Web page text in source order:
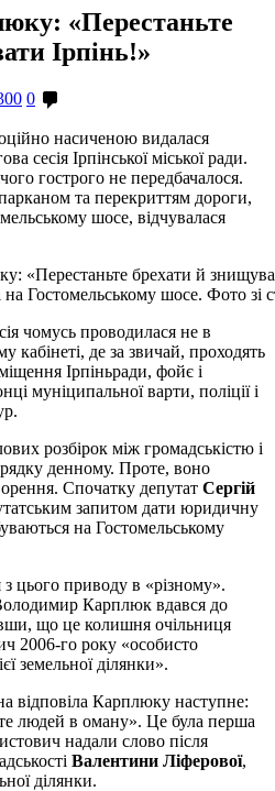
«Перестаньте
Ірпінь!»
0
насиченою видалася
сесія Ірпінської міської ради.
гострого не передбачалося.
та перекриттям дороги,
шосе, відчувалася
на Гостомельському шосе. Фото зі
чомусь проводилася не в
кабінеті, де за звичай, проходять
Ірпіньради, фойє і
муніципальної варти, поліції і
розбірок між громадськістю і
денному. Проте, воно
Спочатку депутат Сергій
запитом дати юридичну
на Гостомельському
цього приводу в «різному».
Карплюк вдався до
що це колишня очільниця
2006-го року «особисто
земельної ділянки».
відповіла Карплюку наступне:
людей в оману». Це була перша
надали слово після
Валентини Ліферової,
ділянки.